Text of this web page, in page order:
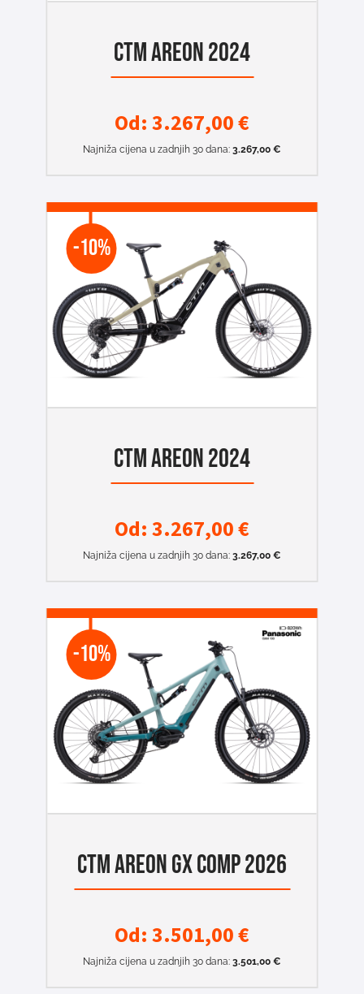
CTM AREON 2024
Od:3.267,00€
Najniža cijena u zadnjih 30 dana: 3.267,00 €
-10%
CTM AREON 2024
Od:3.267,00€
Najniža cijena u zadnjih 30 dana: 3.267,00 €
-10%
CTM AREON GX COMP 2026
Od:3.501,00€
Najniža cijena u zadnjih 30 dana: 3.501,00 €